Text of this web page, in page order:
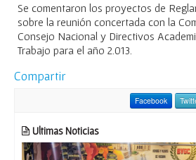
Se comentaron los proyectos de
sobre la reunión concertada con la
Consejo Nacional y Directivos
Trabajo para el año 2.013.
Compartir
Facebook
Ultimas Noticias